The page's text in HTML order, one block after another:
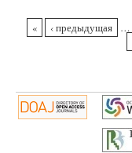
Страницы
« ‹ предыдущая …